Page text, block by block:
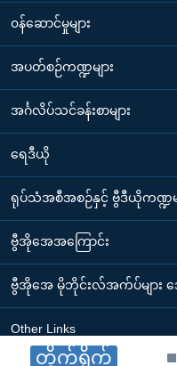
တိုက်ရိုက်
၀န်ဆောင်မှုများ
အပတ်စဉ်ကဏ္ဍများ
အင်္ဂလိပ်သင်ခန်းစာများ
ရေဒီယို
ရုပ်သံအစီအစဉ်နှင့် ဗွီဒီယိုကဏ္ဍမ
ဗွီအိုအေအကြောင်း
ဗွီအိုအေ မိုဘိုင်းလ်အက်ပ်များ
Other Links